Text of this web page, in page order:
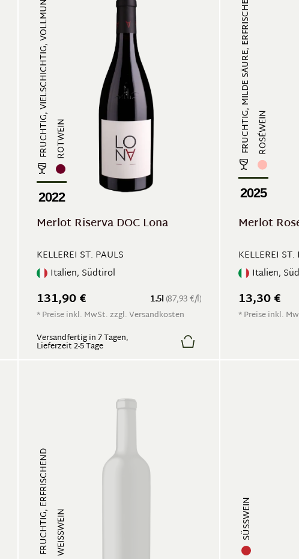
FRUCHTIG, VIELSCHICHTIG, VOLLMUND... ROTWEIN
2022
Merlot Riserva DOC Lona
KELLEREI ST. PAULS
Italien, Südtirol
1.5l (87,93 €/l)
131,90 €
* Preise inkl. MwSt. zzgl. Versandkosten
Versandfertig in 7 Tagen,
Lieferzeit 2-5 Tage
FRUCHTIG, MILDE SÄURE, ERFRISCHEN...ROSÉWEIN
2025
Merlot
KELLEREI ST.
Italien,
13,30 €
* Preise inkl.
FRUCHTIG, ERFRISCHEND WEISSWEIN SÜSSWEIN